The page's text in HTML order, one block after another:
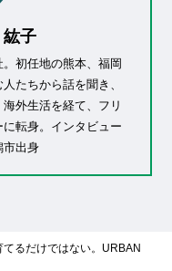
子
初任地の熊本、福岡
たちから話を聞き、
外生活を経て、フリ
転身。インタビュー
市出身
てるだけではない。URBAN